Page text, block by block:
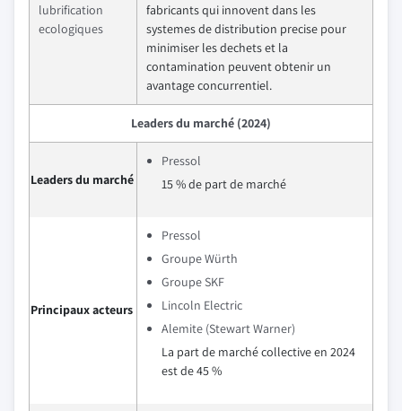
lubrification
ecologiques
fabricants qui innovent dans les
systemes de distribution precise pour
minimiser les dechets et la
contamination peuvent obtenir un
avantage concurrentiel.
Leaders du marché (2024)
Leaders du marché
Pressol
15 % de part de marché
Principaux acteurs
Pressol
Groupe Würth
Groupe SKF
Lincoln Electric
Alemite (Stewart Warner)
La part de marché collective en 2024
est de 45 %